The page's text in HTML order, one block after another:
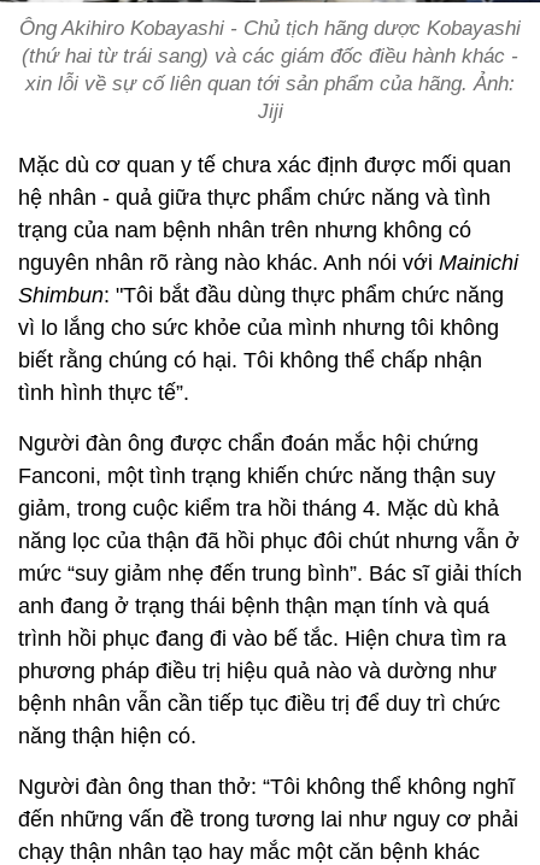
Ông Akihiro Kobayashi - Chủ tịch hãng dược Kobayashi
(thứ hai từ trái sang) và các giám đốc điều hành khác -
xin lỗi về sự cố liên quan tới sản phẩm của hãng. Ảnh:
Jiji
Mặc dù cơ quan y tế chưa xác định được mối quan
hệ nhân - quả giữa thực phẩm chức năng và tình
trạng của nam bệnh nhân trên nhưng không có
nguyên nhân rõ ràng nào khác. Anh nói với Mainichi
Shimbun: "Tôi bắt đầu dùng thực phẩm chức năng
vì lo lắng cho sức khỏe của mình nhưng tôi không
biết rằng chúng có hại. Tôi không thể chấp nhận
tình hình thực tế”.
Người đàn ông được chẩn đoán mắc hội chứng
Fanconi, một tình trạng khiến chức năng thận suy
giảm, trong cuộc kiểm tra hồi tháng 4. Mặc dù khả
năng lọc của thận đã hồi phục đôi chút nhưng vẫn ở
mức “suy giảm nhẹ đến trung bình”. Bác sĩ giải thích
anh đang ở trạng thái bệnh thận mạn tính và quá
trình hồi phục đang đi vào bế tắc. Hiện chưa tìm ra
phương pháp điều trị hiệu quả nào và dường như
bệnh nhân vẫn cần tiếp tục điều trị để duy trì chức
năng thận hiện có.
Người đàn ông than thở: “Tôi không thể không nghĩ
đến những vấn đề trong tương lai như nguy cơ phải
chạy thận nhân tạo hay mắc một căn bệnh khác